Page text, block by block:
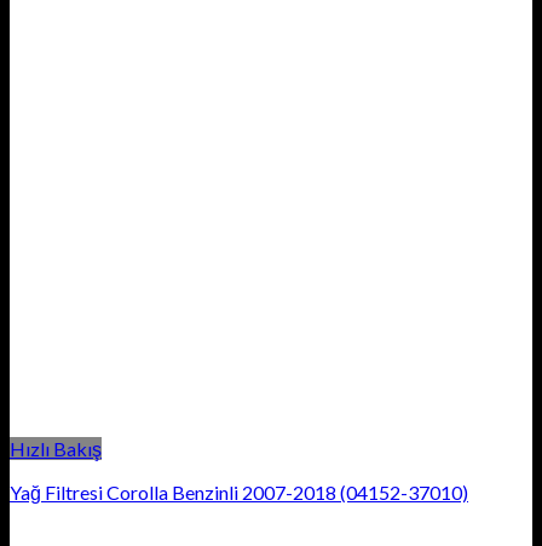
Hızlı Bakış
Yağ Filtresi Corolla Benzinli 2007-2018 (04152-37010)